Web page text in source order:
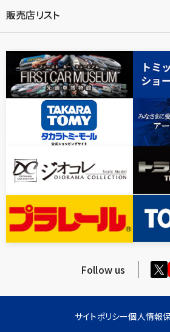
販売店リスト
Follow us
サイトポリシー個人情報